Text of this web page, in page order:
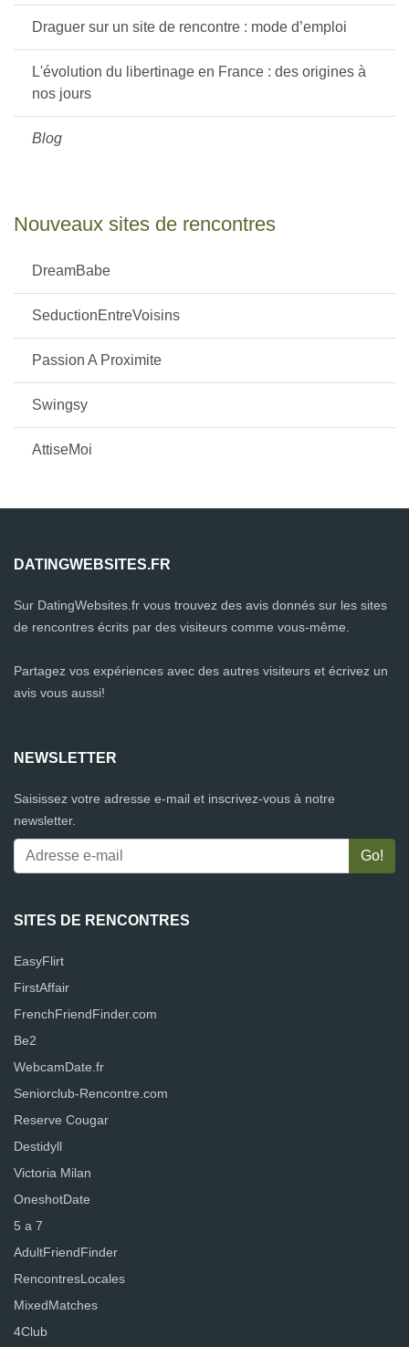
Draguer sur un site de rencontre : mode d’emploi
L'évolution du libertinage en France : des origines à
nos jours
Blog
Nouveaux sites de rencontres
DreamBabe
SeductionEntreVoisins
Passion A Proximite
Swingsy
AttiseMoi
DATINGWEBSITES.FR
Sur DatingWebsites.fr vous trouvez des avis donnés sur les sites
de rencontres écrits par des visiteurs comme vous-même.
Partagez vos expériences avec des autres visiteurs et écrivez un
avis vous aussi!
NEWSLETTER
Saisissez votre adresse e-mail et inscrivez-vous à notre
newsletter.
SITES DE RENCONTRES
EasyFlirt
FirstAffair
FrenchFriendFinder.com
Be2
WebcamDate.fr
Seniorclub-Rencontre.com
Reserve Cougar
Destidyll
Victoria Milan
OneshotDate
5 a 7
AdultFriendFinder
RencontresLocales
MixedMatches
4Club